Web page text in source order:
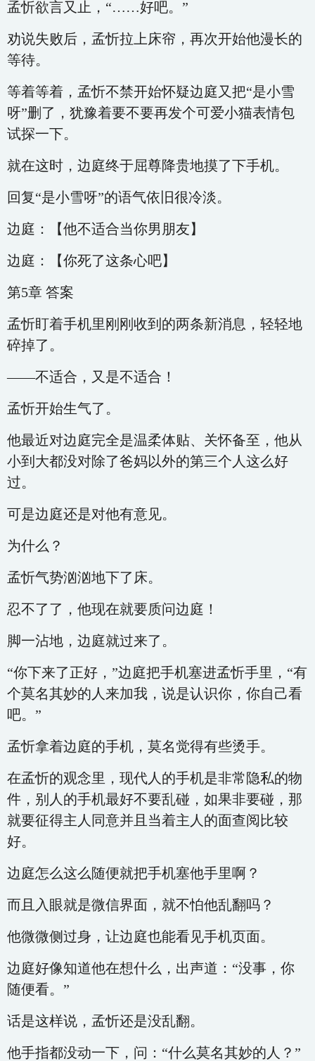
孟忻欲言又止，“……好吧。”
劝说失败后，孟忻拉上床帘，再次开始他漫长的
等待。
等着等着，孟忻不禁开始怀疑边庭又把“是小雪
呀”删了，犹豫着要不要再发个可爱小猫表情包
试探一下。
就在这时，边庭终于屈尊降贵地摸了下手机。
回复“是小雪呀”的语气依旧很冷淡。
边庭：【他不适合当你男朋友】
边庭：【你死了这条心吧】
第5章 答案
孟忻盯着手机里刚刚收到的两条新消息，轻轻地
碎掉了。
——不适合，又是不适合！
孟忻开始生气了。
他最近对边庭完全是温柔体贴、关怀备至，他从
小到大都没对除了爸妈以外的第三个人这么好
过。
可是边庭还是对他有意见。
为什么？
孟忻气势汹汹地下了床。
忍不了了，他现在就要质问边庭！
脚一沾地，边庭就过来了。
“你下来了正好，”边庭把手机塞进孟忻手里，“有
个莫名其妙的人来加我，说是认识你，你自己看
吧。”
孟忻拿着边庭的手机，莫名觉得有些烫手。
在孟忻的观念里，现代人的手机是非常隐私的物
件，别人的手机最好不要乱碰，如果非要碰，那
就要征得主人同意并且当着主人的面查阅比较
好。
边庭怎么这么随便就把手机塞他手里啊？
而且入眼就是微信界面，就不怕他乱翻吗？
他微微侧过身，让边庭也能看见手机页面。
边庭好像知道他在想什么，出声道：“没事，你
随便看。”
话是这样说，孟忻还是没乱翻。
他手指都没动一下，问：“什么莫名其妙的人？”